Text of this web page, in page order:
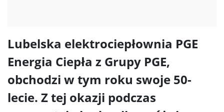
Lubelska elektrociepłownia PGE
Energia Ciepła z Grupy PGE,
obchodzi w tym roku swoje 50-
lecie. Z tej okazji podczas